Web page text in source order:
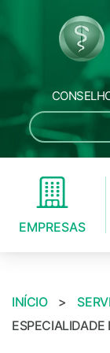
EMPRESAS
INÍCIO >
ESPECIALIDADE